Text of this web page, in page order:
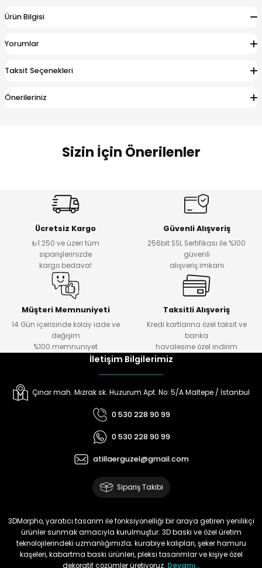
Ürün Bilgisi
Yorumlar
Taksit Seçenekleri
Önerileriniz
Sizin İçin Önerilenler
Daire Kesici Kurabiye Kalıbı
Ücretsiz Kargo
₺1.250 ve üzeri tüm
siparişlerinizde
kargo bedava!
Güvenli Alışveriş
256bit SSL Sertifikası ile %100
güvenli
alışveriş imkanı
Müşteri Memnuniyeti
14 Gün içerisinde kolay iade ve
değişim
%100 memnuniyet
Taksitli Alışveriş
Kredi kartlarına özel taksit ve
banka
havalesine özel indirim
İletişim Bilgilerimiz
Çınar mah. Mızrak sk. Huzurum Apt. No: 5/A Maltepe / İstanbul
0 530 228 90 99
0 530 228 90 99
atillaerguzel@gmail.com
Sipariş Takibi
3DMorpho, yaratıcı tasarım ile fonksiyonelliği bir araya getiren yenilikçi
ürünler sunmak amacıyla kurulmuştur. 3D baskı ve özel üretim
teknolojilerindeki uzmanlığımızla; kurabiye kalıpları, şeker hamuru
kaşeleri, kabartma baskı ürünleri, pleksi tasarımlar ve kişiye özel
dekoratif çözümler üretiyoruz. Devamı..